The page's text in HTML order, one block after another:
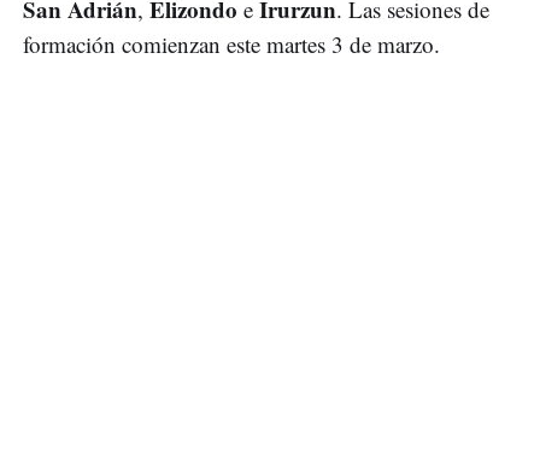
San Adrián, Elizondo e Irurzun. Las sesiones de
formación comienzan este martes 3 de marzo.